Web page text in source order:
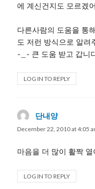
에 계신건지도 모르겠
다른사람의 도움을 통
도 저런 방식으로 알려
^_^ 큰 도움 받고 갑니
LOG IN TO REPLY
단내양says:
December 22, 2010 at 4:05
마음을 더 많이 활짝
LOG IN TO REPLY